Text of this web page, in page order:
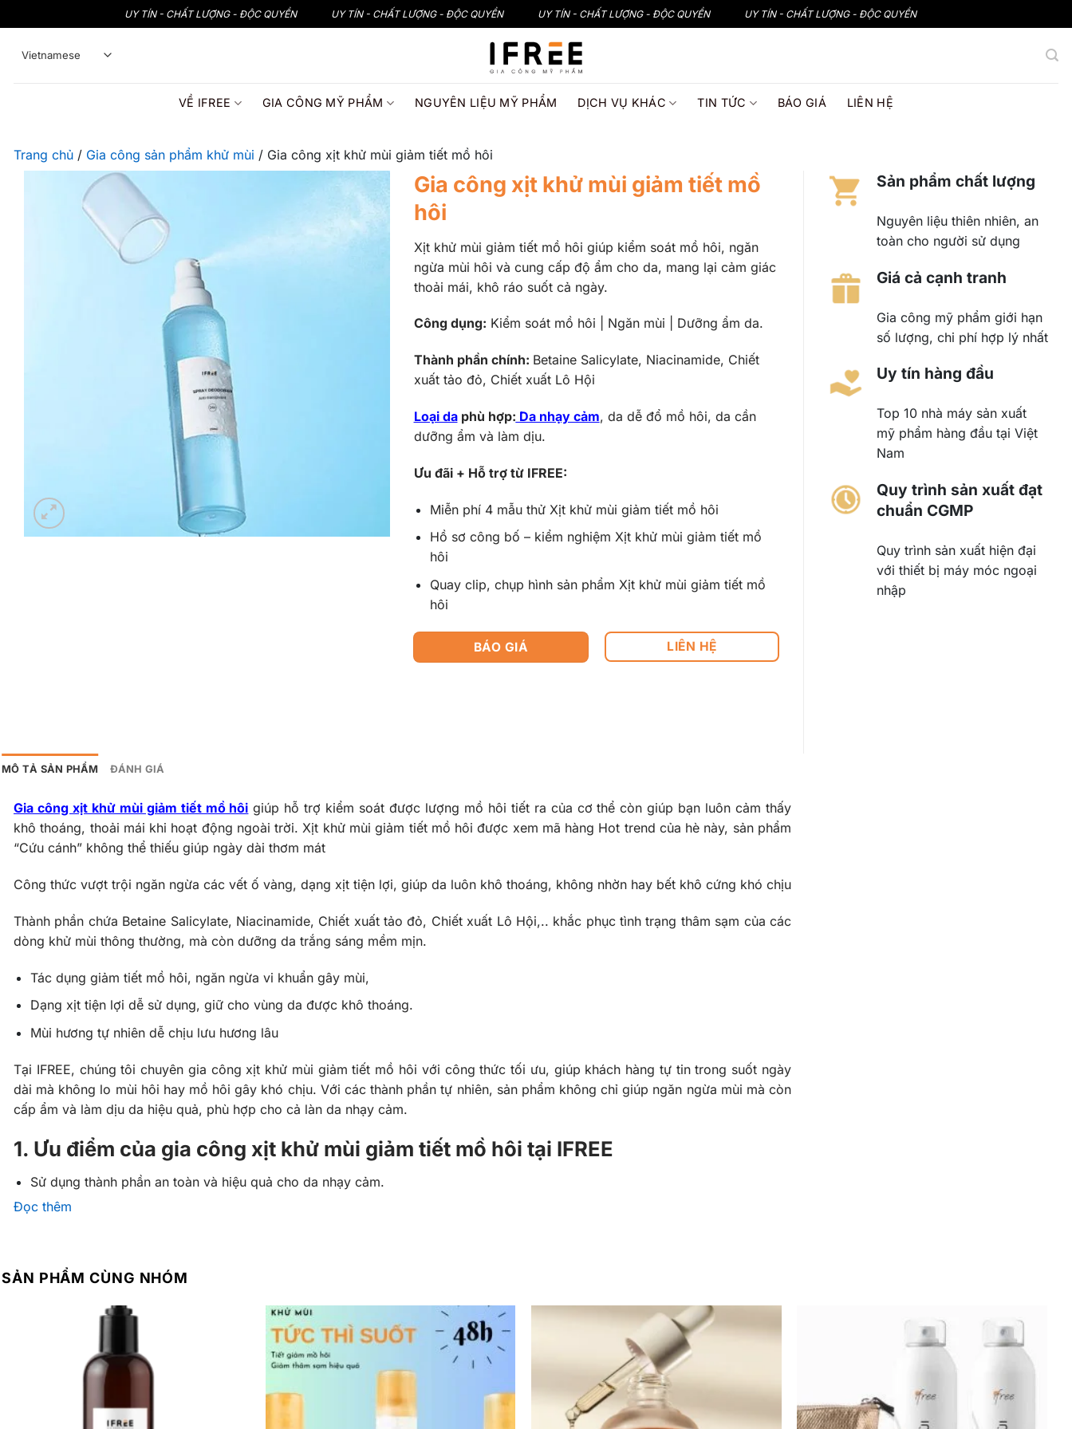
qua
UY TÍN - CHẤT LƯỢNG - ĐỘC QUYỀN UY TÍN - CHẤT LƯỢNG - ĐỘC QUYỀN UY TÍN - CHẤT LƯỢNG - ĐỘC QUYỀN UY TÍN - CHẤT LƯỢNG - ĐỘC QUYỀN
VỀ IFREE GIA CÔNG MỸ PHẨM NGUYÊN LIỆU MỸ PHẨM DỊCH VỤ KHÁC TIN TỨC BÁO GIÁ LIÊN HỆ
Trang chủ / Gia công sản phẩm khử mùi / Gia công xịt khử mùi giảm tiết mồ hôi
Sản phẩm chất lượng
Nguyên liệu thiên nhiên, an
toàn cho người sử dụng
Giá cả cạnh tranh
Gia công mỹ phẩm giới hạn
số lượng, chi phí hợp lý nhất
Uy tín hàng đầu
Top 10 nhà máy sản xuất
mỹ phẩm hàng đầu tại Việt
Nam
Quy trình sản xuất đạt
chuẩn CGMP
Quy trình sản xuất hiện đại
với thiết bị máy móc ngoại
nhập
Gia công xịt khử mùi giảm tiết mồ
hôi
Xịt khử mùi giảm tiết mồ hôi giúp kiểm soát mồ hôi, ngăn
ngừa mùi hôi và cung cấp độ ẩm cho da, mang lại cảm giác
thoải mái, khô ráo suốt cả ngày.
Công dụng: Kiểm soát mồ hôi | Ngăn mùi | Dưỡng ẩm da.
Thành phần chính: Betaine Salicylate, Niacinamide, Chiết
xuất tảo đỏ, Chiết xuất Lô Hội
Loại daphù hợp: Da nhạy cảm, da dễ đổ mồ hôi, da cần
dưỡng ẩm và làm dịu.
Ưu đãi + Hỗ trợ từ IFREE:
Miễn phí 4 mẫu thử Xịt khử mùi giảm tiết mồ hôi
Hồ sơ công bố – kiểm nghiệmXịt khử mùi giảm tiết mồ
hôi
Quay clip, chụp hình sản phẩm Xịt khử mùi giảm tiết mồ
hôi
BÁO GIÁ LIÊN HỆ
MÔ TẢ SẢN PHẨM ĐÁNH GIÁ
Gia công xịt khử mùi giảm tiết mồ hôi giúp hỗ trợ kiểm soát được lượng mồ hôi tiết ra của cơ thể còn giúp bạn luôn cảm thấy
khô thoáng, thoải mái khi hoạt động ngoài trời.Xịt khử mùi giảm tiết mồ hôiđược xem mã hàng Hot trend của hè này, sản phẩm
“Cứu cánh” không thể thiếu giúp ngày dài thơm mát
Công thức vượt trội ngăn ngừa các vết ố vàng, dạng xịt tiện lợi, giúp da luôn khô thoáng, không nhờn hay bết khô cứng khó chịu
Thành phần chứa Betaine Salicylate, Niacinamide, Chiết xuất tảo đỏ, Chiết xuất Lô Hội,.. khắc phục tình trạng thâm sạm của các
dòng khử mùi thông thường, mà còn dưỡng da trắng sáng mềm mịn.
Tác dụng giảm tiết mồ hôi, ngăn ngừa vi khuẩn gây mùi,
Dạng xịt tiện lợi dễ sử dụng, giữ cho vùng da được khô thoáng.
Mùi hương tự nhiên dễ chịu lưu hương lâu
Tại IFREE, chúng tôi chuyên gia công xịt khử mùi giảm tiết mồ hôi với công thức tối ưu, giúp khách hàng tự tin trong suốt ngày
dài mà không lo mùi hôi hay mồ hôi gây khó chịu. Với các thành phần tự nhiên, sản phẩm không chỉ giúp ngăn ngừa mùi mà còn
cấp ẩm và làm dịu da hiệu quả, phù hợp cho cả làn da nhạy cảm.
1. Ưu điểm của gia công xịt khử mùi giảm tiết mồ hôi tại IFREE
Sử dụng thành phần an toàn và hiệu quả cho da nhạy cảm.
Giảm mồ hôi, ngăn mùi và giữ cơ thể khô thoáng cả ngày.
Công thức dễ dàng thẩm thấu, không để lại cảm giác nhờn rít.
2. Đặc điểm của gia công xịt khử mùi giảm tiết mồ hôi tại IFREE
Xịt khử mùi giảm tiết mồ hôi tại IFREE được gia công từ các thành phần tự nhiên, giúp làm sạch, ngăn ngừa mùi cơ thể mà không
gây kích ứng. Sản phẩm thẩm thấu nhanh, không gây cảm giác nhờn dính, giữ cho làn da khô ráo, thoải mái suốt cả ngày. Đặc
biệt, các thành phần như Niacinamide và Lô Hội giúp làm dịu và dưỡng ẩm cho da.
3. Công dụng của thành phần chính trong công thức gia công xịt khử mùi giảm
Đọc thêm
SẢN PHẨM CÙNG NHÓM